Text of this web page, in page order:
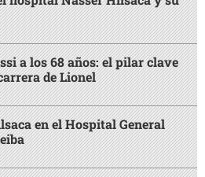
a los 68 años: el pilar clave
de Lionel
en el Hospital General